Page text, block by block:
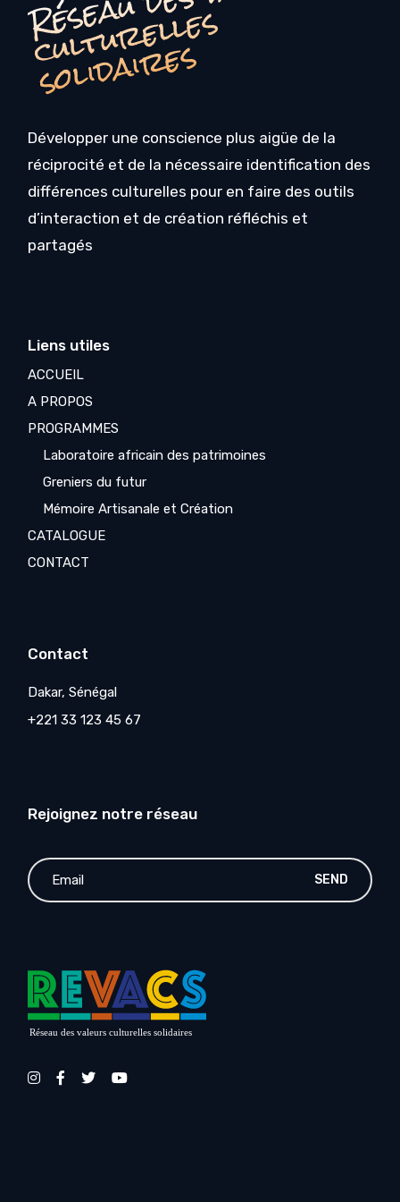
R
s
s
Développer une conscience plus aigüe de la
réciprocité et de la nécessaire identification des
différences culturelles pour en faire des outils
d’interaction et de création réfléchis et
partagés
Liens utiles
ACCUEIL
A PROPOS
PROGRAMMES
Laboratoire africain des patrimoines
Greniers du futur
Mémoire Artisanale et Création
CATALOGUE
CONTACT
Contact
Dakar, Sénégal
+221 33 123 45 67
Rejoignez notre réseau
SEND
Réseau des valeurs culturelles solidaires